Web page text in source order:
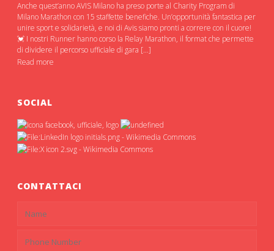
Anche quest’anno AVIS Milano ha preso porte al Charity Program di
Milano Marathon con 15 staffette benefiche. Un’opportunità fantastica per
unire sport e solidarietà, e noi di Avis siamo pronti a correre con il cuore!
💓 I nostri Runner hanno corso la Relay Marathon, il format che permette
di dividere il percorso ufficiale di gara […]
Read more
SOCIAL
CONTATTACI